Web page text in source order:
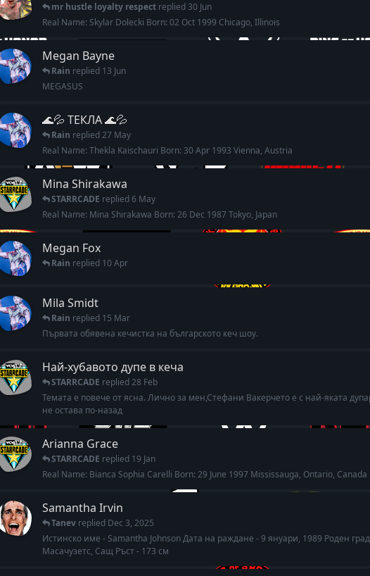
mr hustle loyalty respect replied 30 Jun
Real Name: Skylar Dolecki Born: 02 Oct 1999 Chicago, Illinois
Megan Bayne
Rain replied 13 Jun
MEGASUS
🌊💦 ТЕКЛА 🌊💦
Rain replied27 May
Real Name: Thekla Kaischauri Born: 30 Apr 1993 Vienna, Austria
Mina Shirakawa
STARRCADE replied6 May
Real Name: Mina Shirakawa Born: 26 Dec 1987 Tokyo, Japan
Megan Fox
Rain replied 10 Apr
Mila Smidt
Rain replied 15 Mar
Първата обявена кечистка на българското кеч шоу.
Най-хубавото дупе в кеча
STARRCADE replied28 Feb
Темата е повече от ясна. Лично за мен,Стефани Вакерчето е с най-яката
не остава по-назад
Arianna Grace
STARRCADE replied 19 Jan
Real Name: Bianca Sophia Carelli Born: 29 June 1997 Mississauga, Ontario, Canada
Samantha Irvin
Tanev replied Dec 3, 2025
Истинско име - Samantha Johnson Дата на раждане - 9 януари, 1989 Роден
Масачузетс, Сащ Ръст - 173 см